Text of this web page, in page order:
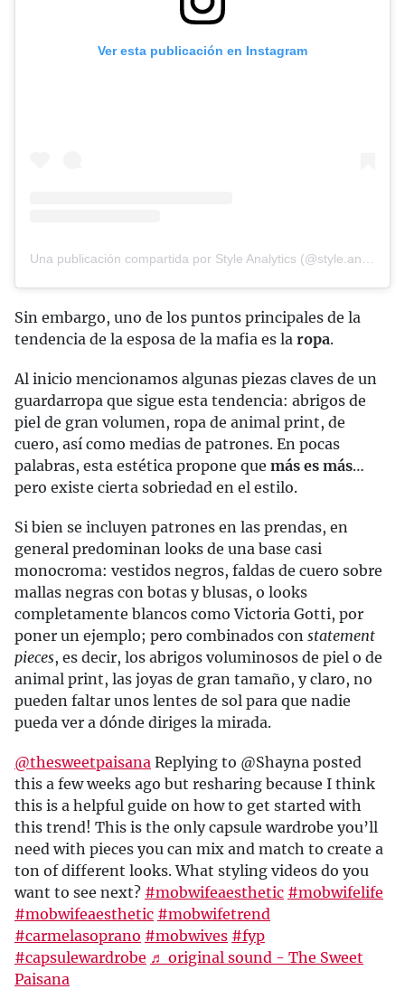
Ver esta publicación en Instagram
Sin embargo, uno de los puntos principales de la
tendencia de la esposa de la mafia es la ropa.
Al inicio mencionamos algunas piezas claves de un
guardarropa que sigue esta tendencia: abrigos de
piel de gran volumen, ropa de animal print, de
cuero, así como medias de patrones. En pocas
palabras, esta estética propone que más es más…
pero existe cierta sobriedad en el estilo.
Si bien se incluyen patrones en las prendas, en
general predominan looks de una base casi
monocroma: vestidos negros, faldas de cuero sobre
mallas negras con botas y blusas, o looks
completamente blancos como Victoria Gotti, por
poner un ejemplo; pero combinados con statement
pieces, es decir, los abrigos voluminosos de piel o de
animal print, las joyas de gran tamaño, y claro, no
pueden faltar unos lentes de sol para que nadie
pueda ver a dónde diriges la mirada.
@thesweetpaisana Replying to @Shayna posted
this a few weeks ago but resharing because I think
this is a helpful guide on how to get started with
this trend! This is the only capsule wardrobe you’ll
need with pieces you can mix and match to create a
ton of different looks. What styling videos do you
want to see next? #mobwifeaesthetic #mobwifelife
#mobwifeaesthetic #mobwifetrend
#carmelasoprano #mobwives #fyp
#capsulewardrobe ♬ original sound - The Sweet
Paisana